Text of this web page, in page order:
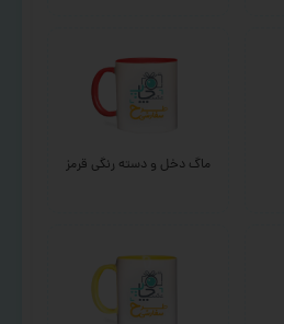
ماگ دخل و دسته رنگی قرمز